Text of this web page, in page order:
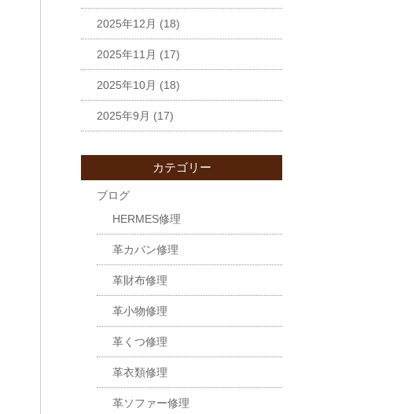
2025年12月 (18)
2025年11月 (17)
2025年10月 (18)
2025年9月 (17)
カテゴリー
ブログ
HERMES修理
革カバン修理
革財布修理
革小物修理
革くつ修理
革衣類修理
革ソファー修理